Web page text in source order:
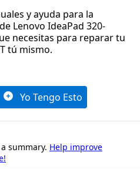
y ayuda para la
Lenovo IdeaPad 320-
necesitas para reparar tu
tú mismo.
Yo Tengo Esto
summary. Help improve